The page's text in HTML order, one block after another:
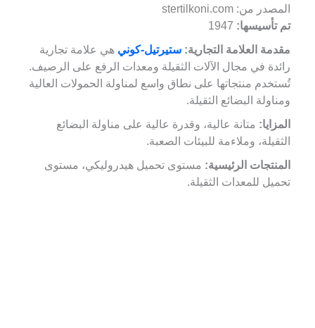
المصدر من: stertilkoni.com
تم تأسيسها:
مقدمة العلامة التجارية: ستيرتيل-كوني هي علامة تجارية
رائدة في مجال الآلات الثقيلة ومعدات الرفع على الرصيف.
تُستخدم منتجاتها على نطاق واسع لمناولة الحمولات العالية
ومناولة البضائع الثقيلة.
المزايا: متانة عالية، وقدرة عالية على مناولة البضائع
الثقيلة، وملاءمة للبيئات الصعبة.
المنتجات الرئيسية: مستوى تحميل هيدروليكي، مستوى
تحميل للمعدات الثقيلة.